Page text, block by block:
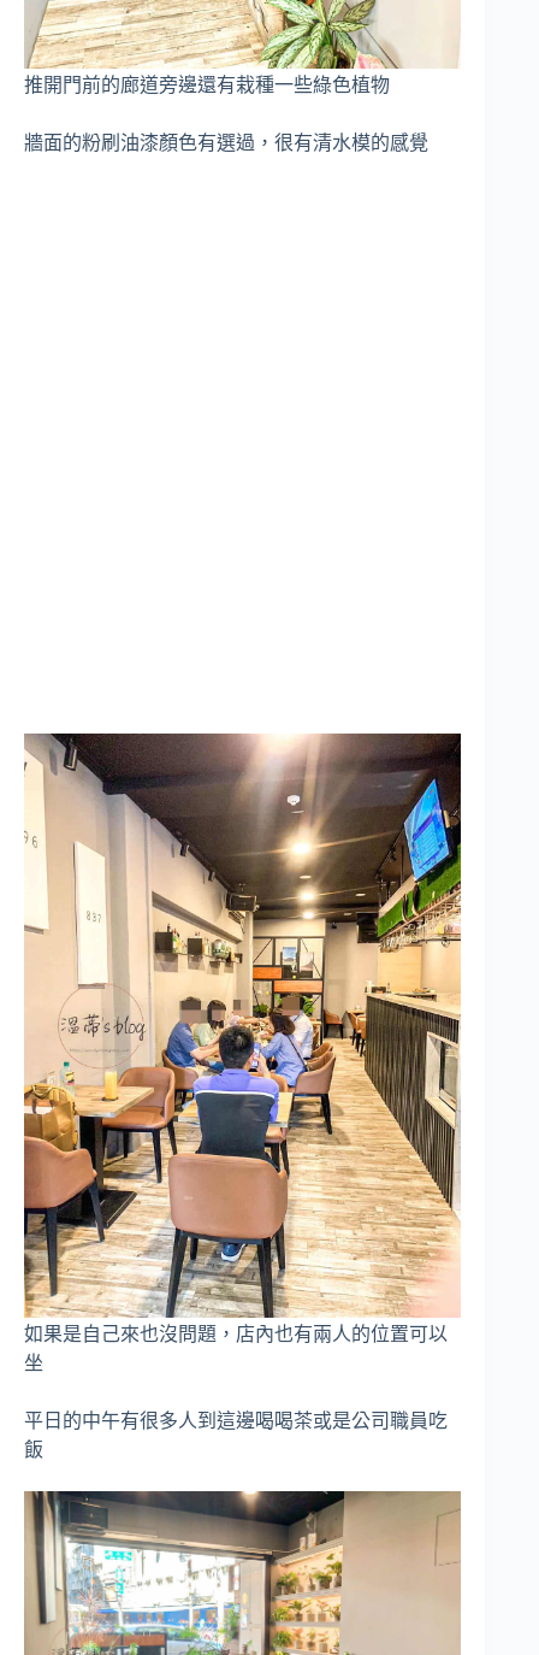
推開門前的廊道旁邊還有栽種一些綠色植物
牆面的粉刷油漆顏色有選過，很有清水模的感覺
如果是自己來也沒問題，店內也有兩人的位置可以
坐
平日的中午有很多人到這邊喝喝茶或是公司職員吃
飯